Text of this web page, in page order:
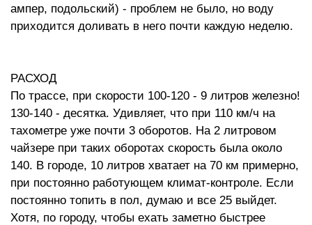
ампер, подольский) - проблем не было, но воду
приходится доливать в него почти каждую неделю.
РАСХОД
По трассе, при скорости 100-120 - 9 литров железно!
130-140 - десятка. Удивляет, что при 110 км/ч на
тахометре уже почти 3 оборотов. На 2 литровом
чайзере при таких оборотах скорость была около
140. В городе, 10 литров хватает на 70 км примерно,
при постоянно работующем климат-контроле. Если
постоянно топить в пол, думаю и все 25 выйдет.
Хотя, по городу, чтобы ехать заметно быстрее